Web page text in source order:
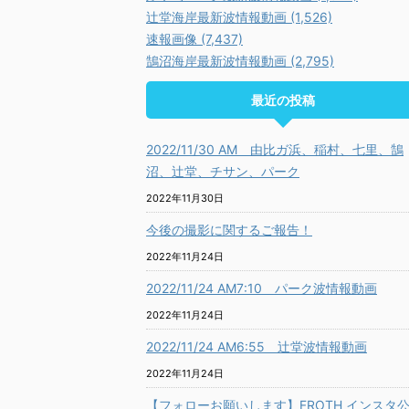
辻堂海岸最新波情報動画 (1,526)
速報画像 (7,437)
鵠沼海岸最新波情報動画 (2,795)
最近の投稿
2022/11/30 AM 由比ガ浜、稲村、七里、鵠
沼、辻堂、チサン、パーク
2022年11月30日
今後の撮影に関するご報告！
2022年11月24日
2022/11/24 AM7:10 パーク波情報動画
2022年11月24日
2022/11/24 AM6:55 辻堂波情報動画
2022年11月24日
【フォローお願いします】FROTH インスタ公